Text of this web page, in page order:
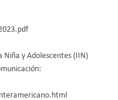
y Adolescentes (IIN)